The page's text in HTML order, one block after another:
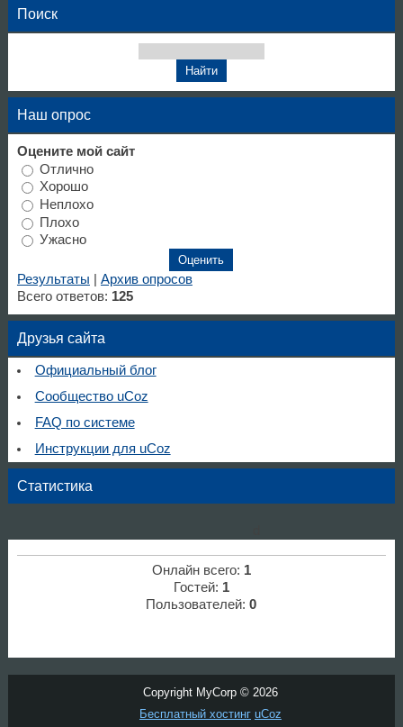
Поиск
Наш опрос
Оцените мой сайт
Отлично
Хорошо
Неплохо
Плохо
Ужасно
Результаты
Архив опросов
Всего ответов: 125
Друзья сайта
Официальный блог
Сообщество uCoz
FAQ по системе
Инструкции для uCoz
Статистика
Онлайн всего: 1
Гостей: 1
Пользователей:0
Copyright MyCorp © 2026
Бесплатный хостинг uCoz